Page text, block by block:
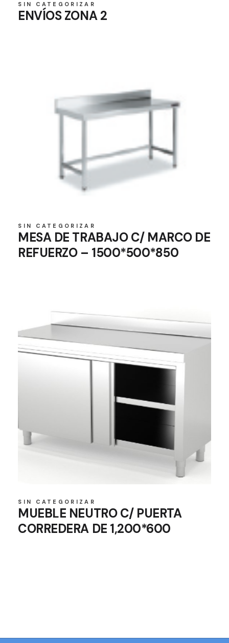
SIN CATEGORIZAR
ENVÍOS ZONA 2
SIN CATEGORIZAR
MESA DE TRABAJO C/ MARCO DE
REFUERZO – 1500*500*850
SIN CATEGORIZAR
MUEBLE NEUTRO C/ PUERTA
CORREDERA DE 1,200*600